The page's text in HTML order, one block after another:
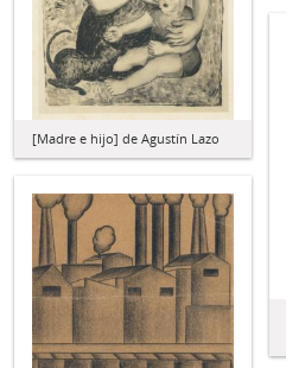
[Madre e hijo] de Agustín Lazo